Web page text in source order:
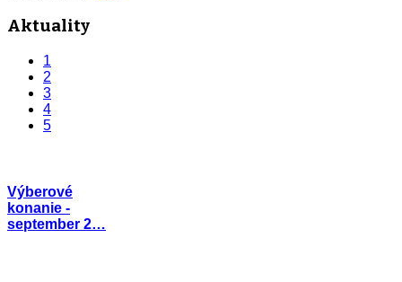
Aktuality
1
2
3
4
5
Výberové
konanie -
september 2…